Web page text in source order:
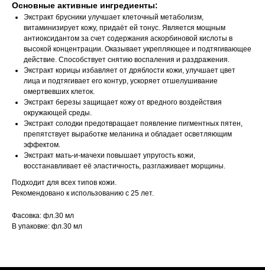
Основные активные ингредиенты:
Экстракт брусники улучшает клеточный метаболизм,
витаминизирует кожу, придаёт ей тонус. Является мощным
антиоксидантом за счет содержания аскорбиновой кислоты в
высокой концентрации. Оказывает укрепляющее и подтягивающее
действие. Способствует снятию воспаления и раздражения.
Экстракт корицы избавляет от дряблости кожи, улучшает цвет
лица и подтягивает его контур, ускоряет отшелушивание
омертвевших клеток.
Экстракт березы защищает кожу от вредного воздействия
окружающей среды.
Экстракт солодки предотвращает появление пигментных пятен,
препятствует выработке меланина и обладает осветляющим
эффектом.
Экстракт мать-и-мачехи повышает упругость кожи,
восстанавливает её эластичность, разглаживает морщины.
Подходит для всех типов кожи.
Рекомендовано к использованию с 25 лет.
Фасовка: фл.30 мл
В упаковке: фл.30 мл